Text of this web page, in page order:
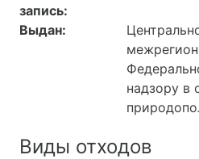
запись:
Выдан:
надзору в
Виды отходов